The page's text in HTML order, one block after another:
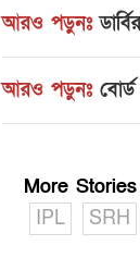
আরও পড়ুনঃ
আরও পড়ুনঃ
More
IPL
SRH